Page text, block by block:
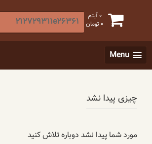
0 آیتم
0تومان
جستجو
برای
Menu
چیزی پیدا نشد
مورد شما پیدا نشد دوباره تلاش کنید